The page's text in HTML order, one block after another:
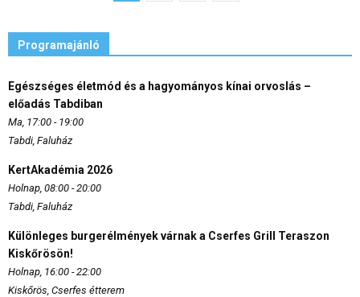
Programajánló
Egészséges életmód és a hagyományos kínai orvoslás –
előadás Tabdiban
Ma, 17:00 - 19:00
Tabdi, Faluház
KertAkadémia 2026
Holnap, 08:00 - 20:00
Tabdi, Faluház
Különleges burgerélmények várnak a Cserfes Grill Teraszon
Kiskőrösön!
Holnap, 16:00 - 22:00
Kiskőrös, Cserfes étterem